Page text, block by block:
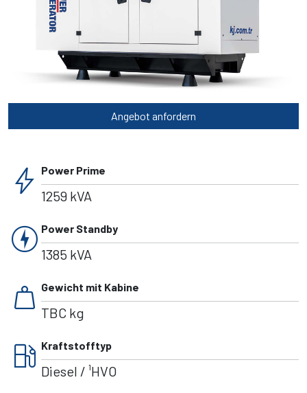
Angebot anfordern
bolt Power Prime
1259 kVA
charger Power Standby
1385 kVA
weight Gewicht mit Kabine
TBC kg
local_gas_station Kraftstofftyp
Diesel / ¹HVO